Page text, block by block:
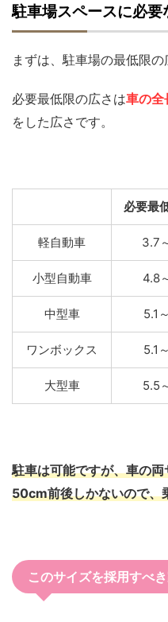
駐車場スペースに必要
まずは、駐車場の最低限の
必要最低限の広さは車の
をした広さです。
必要最
軽自動車 3.7
小型自動車 4.8
中型車 5.1
ワンボックス 5.1
大型車 5.5
駐車は可能ですが、車の
50cm前後しかないので、
このサイズを採用すべ